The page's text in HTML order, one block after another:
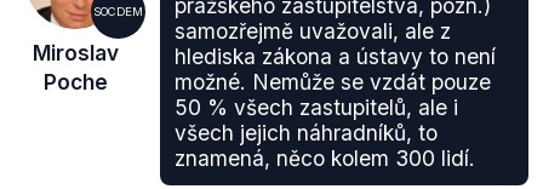
chybělo, zdrželo se nebo nehlasovalo 9. Toto
vyplývá z oficiálního zápisu o hlasování na
stránkách Prahy.
hlasování ve věci Bubny-Zátory již
přineslo schválení tisku - viz.hlasování- kdy jej
podpořilo 37 zastupitelů.
SOCDEM
Miroslav
Poche
pražského zastupitelstva, pozn.)
samozřejmě uvažovali, ale z
hlediska zákona a ústavy to není
možné. Nemůže se vzdát pouze
50 % všech zastupitelů, ale i
všech jejich náhradníků, to
znamená, něco kolem 300 lidí.